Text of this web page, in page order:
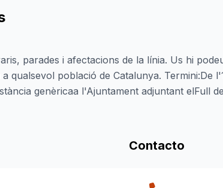
parades i afectacions de la línia. Us hi
qualsevol població de Catalunya. Termini:De
genèricaa l'Ajuntament adjuntant elFull
Contacto